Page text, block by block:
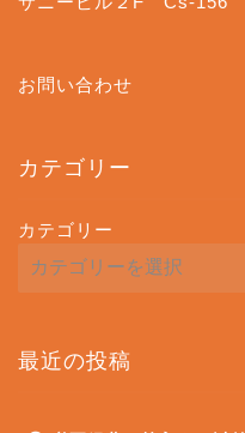
お問い合わせ
カテゴリー
カテゴリー
最近の投稿